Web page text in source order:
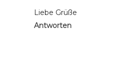
Liebe Grüße
Antworten